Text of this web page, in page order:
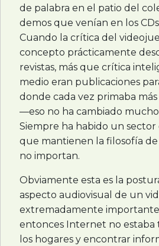
de palabra en el patio del
demos que venían en los
Cuando la crítica del
concepto prácticamente
revistas, más que crítica
medio eran publicaciones
donde cada vez primaba
—eso no ha cambiado
Siempre ha habido un sector
que mantienen la filosofía
no importan.
Obviamente esta es la
aspecto audiovisual de un
extremadamente
entonces Internet no estaba
los hogares y encontrar